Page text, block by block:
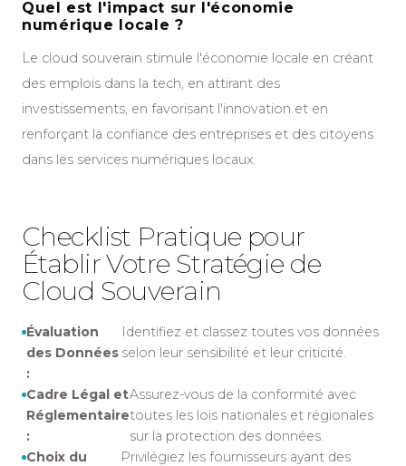
Quel est l'impact sur l'économie
numérique locale ?
Le cloud souverain stimule l'économie locale en créant
des emplois dans la tech, en attirant des
investissements, en favorisant l'innovation et en
renforçant la confiance des entreprises et des citoyens
dans les services numériques locaux.
Checklist Pratique pour
Établir Votre Stratégie de
Cloud Souverain
Évaluation
des Données
:
Identifiez et classez toutes vos données
selon leur sensibilité et leur criticité.
Cadre Légal et
Réglementaire
:
Assurez-vous de la conformité avec
toutes les lois nationales et régionales
sur la protection des données.
Choix du
Privilégiez les fournisseurs ayant des